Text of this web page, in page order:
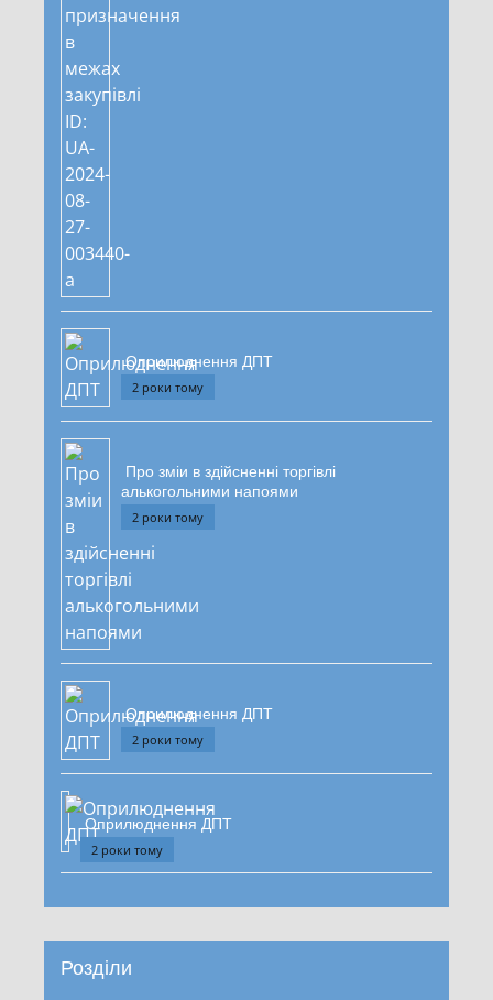
Оприлюднення ДПТ
2 роки тому
Про зміи в здійсненні торгівлі
алькогольними напоями
2 роки тому
Оприлюднення ДПТ
2 роки тому
Оприлюднення ДПТ
2 роки тому
Розділи